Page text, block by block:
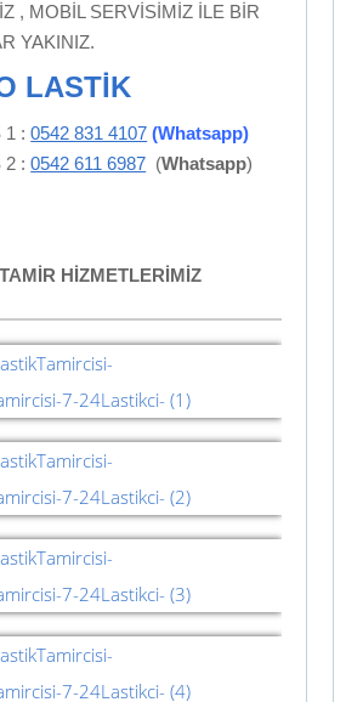
, MOBİL SERVİSİMİZ İLE BİR
YAKINIZ.
LASTİK
1 :0542 831 4107 (Whatsapp)
2 :0542 611 6987 (Whatsapp)
HİZMETLERİMİZ